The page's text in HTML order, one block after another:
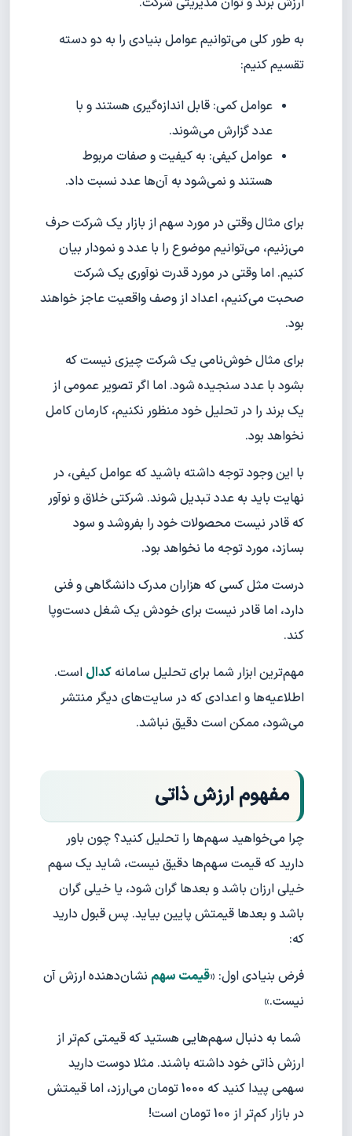
به طور کلی می‌توانیم عوامل بنیادی را به دو دسته
تقسیم کنیم:
عوامل کمی: قابل اندازه‌گیری هستند و با
عدد گزارش می‌شوند.
عوامل کیفی: به کیفیت و صفات مربوط
هستند و نمی‌شود به آن‌ها عدد نسبت داد.
برای مثال وقتی در مورد سهم از بازار یک شرکت حرف
می‌زنیم، می‌توانیم موضوع را با عدد و نمودار بیان
کنیم. اما وقتی در مورد قدرت نوآوری یک شرکت
صحبت می‌کنیم، اعداد از وصف واقعیت عاجز خواهند
بود.
برای مثال خوش‌نامی یک شرکت چیزی نیست که
بشود با عدد سنجیده شود. اما اگر تصویر عمومی از
یک برند را در تحلیل خود منظور نکنیم، کارمان کامل
نخواهد بود.
با این وجود توجه داشته باشید که عوامل کیفی، در
نهایت باید به عدد تبدیل شوند. شرکتی خلاق و نوآور
که قادر نیست محصولات خود را بفروشد و سود
بسازد، مورد توجه ما نخواهد بود.
درست مثل کسی که هزاران مدرک دانشگاهی و فنی
دارد، اما قادر نیست برای خودش یک شغل دست‌وپا
کند.
مهم‌ترین ابزار شما برای تحلیل سامانه کدال است.
اطلاعیه‌ها و اعدادی که در سایت‌های دیگر منتشر
می‌شود، ممکن است دقیق نباشد.
مفهوم ارزش ذاتی
چرا می‌خواهید سهم‌ها را تحلیل کنید؟ چون باور
دارید که قیمت سهم‌ها دقیق نیست، شاید یک سهم
خیلی ارزان باشد و بعدها گران شود، یا خیلی گران
باشد و بعدها قیمتش پایین بیاید. پس قبول دارید
که:
فرض بنیادی اول: «قیمت سهم نشان‌دهنده ارزش آن
نیست.»
شما به دنبال سهم‌هایی هستید که قیمتی کم‌تر از
ارزش ذاتی خود داشته باشند. مثلا دوست دارید
سهمی پیدا کنید که 1000 تومان می‌ارزد، اما قیمتش
در بازار کم‌تر از 100 تومان است!